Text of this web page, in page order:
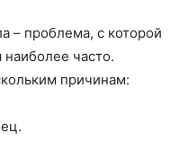
– проблема, с которой
часто.
причинам: